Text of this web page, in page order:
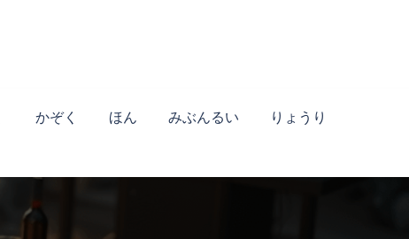
かぞく ほん みぶんるい
りょうり